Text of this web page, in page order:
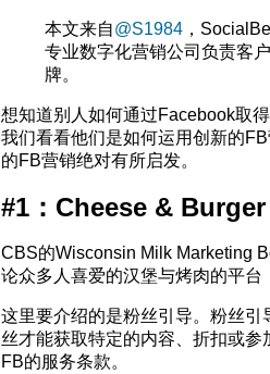
本文来自@S1984 ，
专业数字化营销公司负责客
牌。
想知道别人如何通过Facebook取
我们看看他们是如何运用创新的
的FB营销绝对有所启发。
#1：Cheese &
CBS的Wisconsin Milk Marketing
论众多人喜爱的汉堡与烤肉的平台
这里要介绍的是粉丝引导。粉丝引
丝才能获取特定的内容、折扣或
FB的服务条款。